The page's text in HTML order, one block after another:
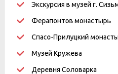
Экскурсия в музей г.
Ферапонтов монастырь
Спасо-Прилуцкий
Музей Кружева
Деревня Соловарка